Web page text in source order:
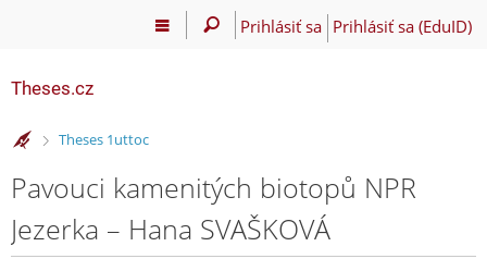
Prihlásiť sa Prihlásiť sa (EduID)
Theses.cz
>
Theses 1uttoc
Pavouci kamenitých biotopů NPR
Jezerka – Hana SVAŠKOVÁ